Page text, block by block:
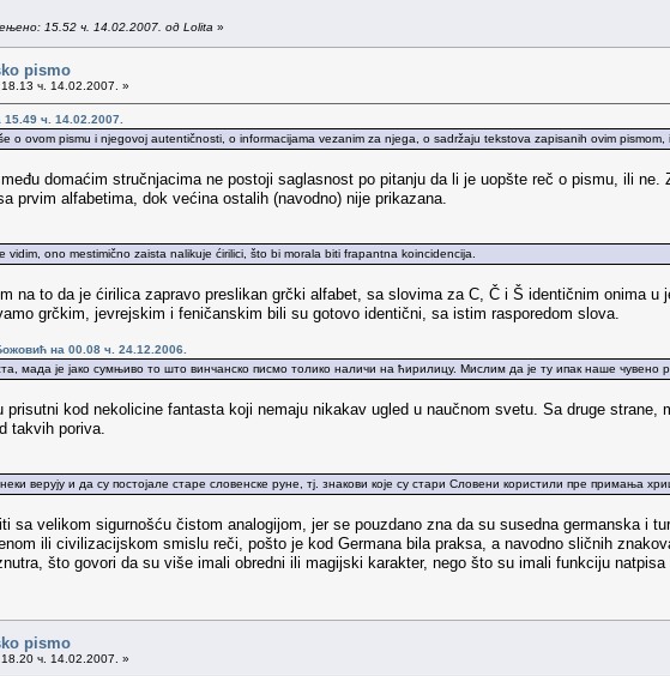
15.52 ч. 14.02.2007. од Lolita »
pismo
18.13 ч. 14.02.2007. »
ч. 14.02.2007.
o ovom pismu i njegovoj autentičnosti, o informacijama vezanim za njega, o sadržaju tekstova zapisanih ovim
domaćim stručnjacima ne postoji saglasnost po pitanju da li je uopšte reč o pismu, ili
prvim alfabetima, dok većina ostalih (navodno) nije prikazana.
vidim, ono mestimično zaista nalikuje ćirilici, što bi morala biti frapantna koincidencija.
na to da je ćirilica zapravo preslikan grčki alfabet, sa slovima za C, Č i Š identičnim onima
grčkim, jevrejskim i feničanskim bili su gotovo identični, sa istim rasporedom slova.
на 00.08 ч. 24.12.2006.
мада је јако сумњиво то што винчанско писмо толико наличи на ћирилицу. Мислим да је ту ипак наше
prisutni kod nekolicine fantasta koji nemaju nikakav ugled u naučnom svetu. Sa druge
takvih poriva.
верују и да су постојале старе словенске руне, тј. знакови које су стари Словени користили пре примања
sa velikom sigurnošću čistom analogijom, jer se pouzdano zna da su susedna germanska i
ili civilizacijskom smislu reči, pošto je kod Germana bila praksa, a navodno sličnih
što govori da su više imali obredni ili magijski karakter, nego što su imali funkciju natpisa
pismo
18.20 ч. 14.02.2007. »